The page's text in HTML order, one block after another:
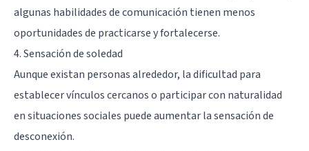
algunas habilidades de comunicación tienen menos
oportunidades de practicarse y fortalecerse.
4. Sensación de soledad
Aunque existan personas alrededor, la dificultad para
establecer vínculos cercanos o participar con naturalidad
en situaciones sociales puede aumentar la sensación de
desconexión.